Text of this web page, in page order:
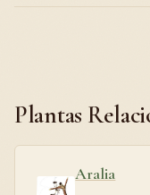
Plantas
Aralia